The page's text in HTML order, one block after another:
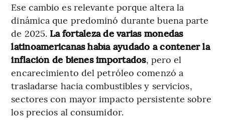
Ese cambio es relevante porque altera la
dinámica que predominó durante buena parte
de 2025. La fortaleza de varias monedas
latinoamericanas había ayudado a contener la
inflación de bienes importados, pero el
encarecimiento del petróleo comenzó a
trasladarse hacia combustibles y servicios,
sectores con mayor impacto persistente sobre
los precios al consumidor.